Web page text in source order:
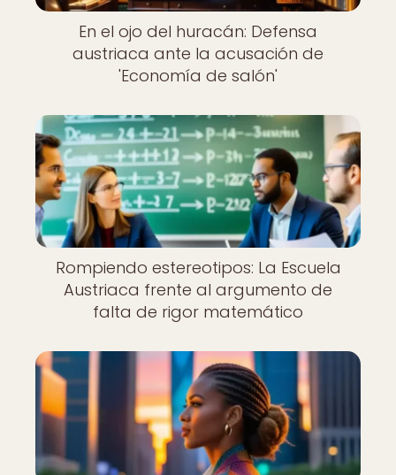
En el ojo del huracán: Defensa
austriaca ante la acusación de
'Economía de salón'
Rompiendo estereotipos: La Escuela
Austriaca frente al argumento de
falta de rigor matemático